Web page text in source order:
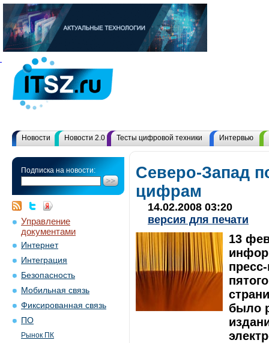
Новости Новости 2.0 Тесты цифровой техники Интервью
Подписка на новости:
Управление
документами
Интернет
Интеграция
Безопасность
Мобильная связь
Фиксированная связь
ПО
Рынок ПК
Северо-Запад
цифрам
14.02.2008 03:20
версия для печати
13
было